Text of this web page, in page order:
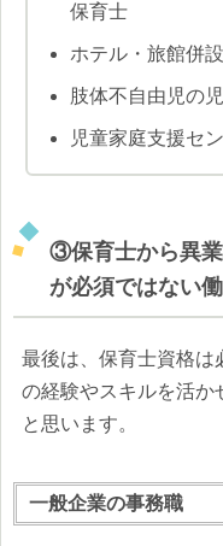
保育士
ホテル・旅館併
肢体不自由児の
児童家庭支援セ
③保育士から異
が必須ではない働
最後は、保育士資格は
の経験やスキルを活か
と思います。
一般企業の事務職